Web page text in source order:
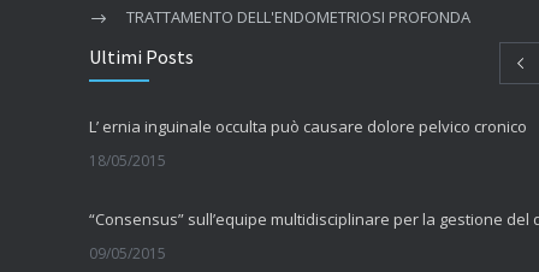
TRATTAMENTO DELL'ENDOMETRIOSI PROFONDA
Ultimi Posts
L’ ernia inguinale occulta può causare dolore pelvico cronico
18/05/2015
09/05/2015